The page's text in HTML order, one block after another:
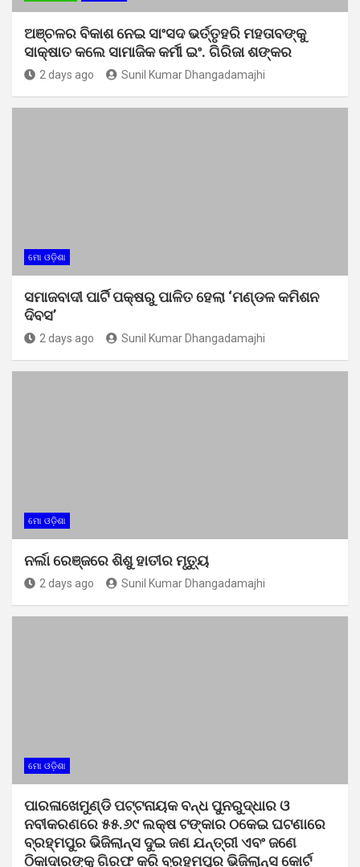
ଅଞ୍ଚଳର ବିକାଶ ନେଇ ସାଂସଦ ଭର୍ତ୍ତୃହରି ମହତାବଙ୍କୁ
ସାକ୍ଷାତ କଲେ ସାମାଜିକ କର୍ମୀ ଇଂ. ଗିରିଜା ଶଙ୍କର
2 days ago Sunil Kumar Dhangadamajhi
ମୋ ଓଡ଼ିଶା
ସମାଜବାଦୀ ପାର୍ଟି ପକ୍ଷରୁ ପାଳିତ ହେଲା ‘ମଣ୍ଡଳ କମିଶନ
ଦିବସ’
2 days ago Sunil Kumar Dhangadamajhi
ମୋ ଓଡ଼ିଶା
ନର୍ଲା ରେଞ୍ଜରେ ଶିଶୁ ହାତୀର ମୃତ୍ୟୁ
2 days ago Sunil Kumar Dhangadamajhi
ମୋ ଓଡ଼ିଶା
ପାରଳାଖେମୁଣ୍ଡି ପଟ୍ଟନାୟକ ବନ୍ଧ ପୁନରୁଦ୍ଧାର ଓ
ନବୀକରଣରେ ୫୫.୬୯ ଲକ୍ଷ ଟଙ୍କାର ଠକେଇ ଘଟଣାରେ
ବ୍ରହ୍ମପୁର ଭିଜିଲାନ୍ସ ଦୁଇ ଜଣ ଯନ୍ତ୍ରୀ ଏବଂ ଜଣେ
ଠିକାଦାରଙ୍କୁ ଗିରଫ କରି ବ୍ରହ୍ମପୁର ଭିଜିଲାନ୍ସ କୋର୍ଟ